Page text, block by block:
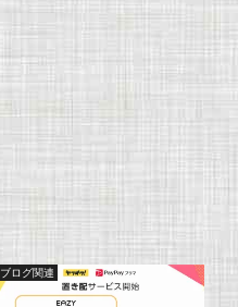
ブログ関連